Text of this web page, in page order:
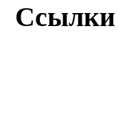
Ссылки